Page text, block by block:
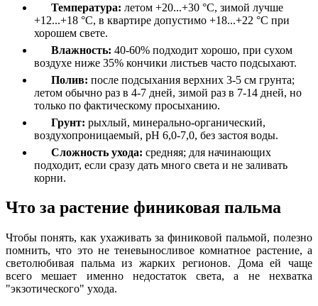
Температура: летом +20...+30 °C, зимой лучше
+12...+18 °C, в квартире допустимо +18...+22 °C при
хорошем свете.
Влажность: 40-60% подходит хорошо, при сухом
воздухе ниже 35% кончики листьев часто подсыхают.
Полив: после подсыхания верхних 3-5 см грунта;
летом обычно раз в 4-7 дней, зимой раз в 7-14 дней, но
только по фактическому просыханию.
Грунт: рыхлый, минерально-органический,
воздухопроницаемый, pH 6,0-7,0, без застоя воды.
Сложность ухода: средняя; для начинающих
подходит, если сразу дать много света и не заливать
корни.
Что за растение финиковая пальма
Чтобы понять, как ухаживать за финиковой пальмой, полезно
помнить, что это не теневыносливое комнатное растение, а
светолюбивая пальма из жарких регионов. Дома ей чаще
всего мешает именно недостаток света, а не нехватка
"экзотического" ухода.